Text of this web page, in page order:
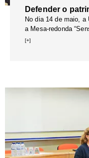
Defender o
No dia 14 de maio, a
a Mesa-redonda
[+]